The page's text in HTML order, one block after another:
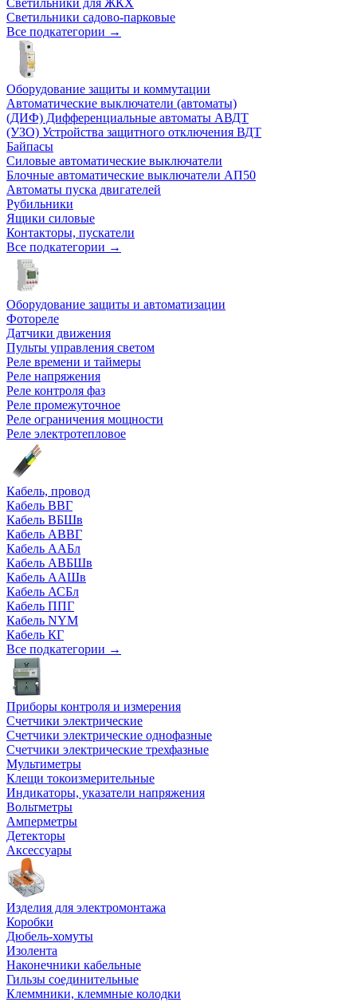
Светильники для ЖКХ
Светильники садово-парковые
Все подкатегории →
Оборудование защиты и коммутации
Автоматические выключатели (автоматы)
(ДИФ) Дифференциальные автоматы АВДТ
(УЗО) Устройства защитного отключения ВДТ
Байпасы
Силовые автоматические выключатели
Блочные автоматические выключатели АП50
Автоматы пуска двигателей
Рубильники
Ящики силовые
Контакторы, пускатели
Все подкатегории →
Оборудование защиты и автоматизации
Фотореле
Датчики движения
Пульты управления светом
Реле времени и таймеры
Реле напряжения
Реле контроля фаз
Реле промежуточное
Реле ограничения мощности
Реле электротепловое
Кабель, провод
Кабель ВВГ
Кабель ВБШв
Кабель АВВГ
Кабель ААБл
Кабель АВБШв
Кабель ААШв
Кабель АСБл
Кабель ППГ
Кабель NYM
Кабель КГ
Все подкатегории →
Приборы контроля и измерения
Счетчики электрические
Счетчики электрические однофазные
Счетчики электрические трехфазные
Мультиметры
Клещи токоизмерительные
Индикаторы, указатели напряжения
Вольтметры
Амперметры
Детекторы
Аксессуары
Изделия для электромонтажа
Коробки
Дюбель-хомуты
Изолента
Наконечники кабельные
Гильзы соединительные
Клеммники, клеммные колодки